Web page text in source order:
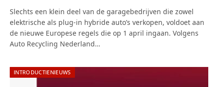
Slechts een klein deel van de garagebedrijven die zowel
elektrische als plug-in hybride auto’s verkopen, voldoet aan
de nieuwe Europese regels die op 1 april ingaan. Volgens
Auto Recycling Nederland…
INTRODUCTIENIEUWS